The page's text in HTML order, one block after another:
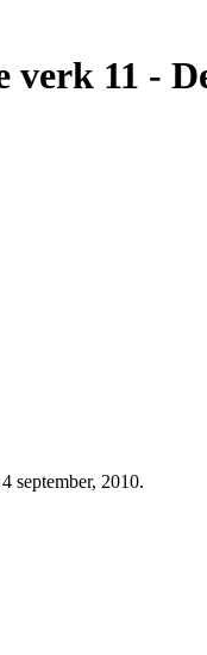
verk 11 -
september, 2010.